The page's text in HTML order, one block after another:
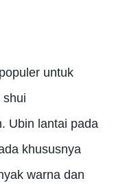
untuk
shui
Ubin lantai pada
khususnya
warna dan